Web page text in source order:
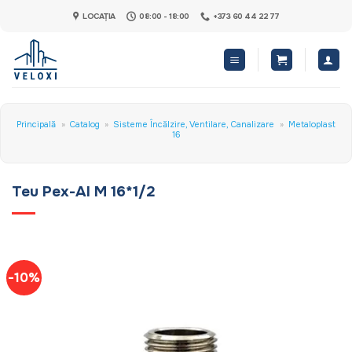
content
LOCAȚIA 08:00 - 18:00 +373 60 44 22 77
Principală » Catalog » Sisteme Încălzire, Ventilare, Canalizare » Metaloplast
16
Teu Pex-Al M 16*1/2
-10%